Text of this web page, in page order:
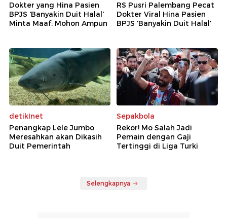
Dokter yang Hina Pasien
BPJS 'Banyakin Duit Halal'
Minta Maaf: Mohon Ampun
RS Pusri Palembang Pecat
Dokter Viral Hina Pasien
BPJS 'Banyakin Duit Halal'
detikInet
Penangkap Lele Jumbo
Meresahkan akan Dikasih
Duit Pemerintah
Sepakbola
Rekor! Mo Salah Jadi
Pemain dengan Gaji
Tertinggi di Liga Turki
Selengkapnya